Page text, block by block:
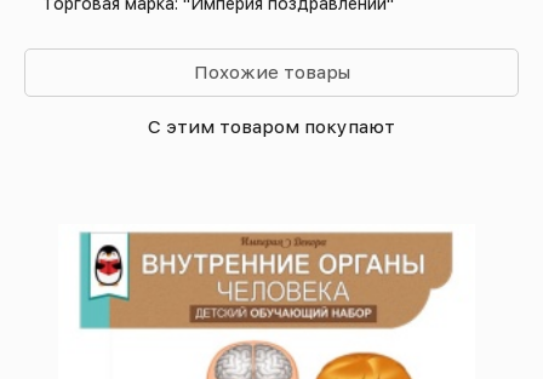
Похожие товары
С этим товаром покупают